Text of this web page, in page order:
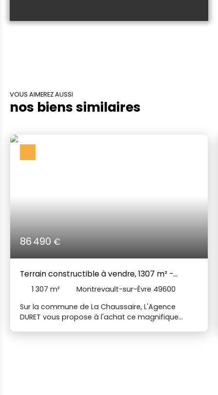
VOUS AIMEREZ AUSSI
nos biens similaires
86 490€
Terrain constructible à vendre, 1307 m² -
Montrevault-sur-Èvre 49600
1 307 m²
Montrevault-sur-Èvre 49600
Sur la commune de La Chaussaire, L'Agence
DURET vous propose à l'achat ce magnifique